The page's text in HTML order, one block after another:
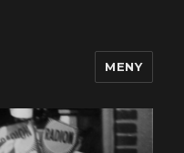
MENY